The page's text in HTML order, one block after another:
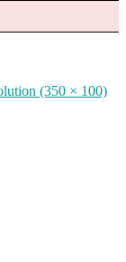
(350 × 100)